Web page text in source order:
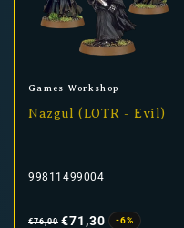
Anbieter:
Games Workshop
Nazgul (LOTR - Evil)
99811499004
Preis
€76,00 €71,30 -6%